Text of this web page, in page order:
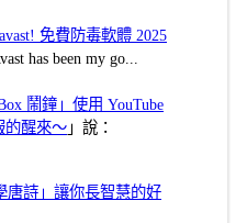
免費防毒軟體 2025
has been my go...
鬧鐘」使用 YouTube
的醒來～ 」說：
唐詩」讓你長智慧的好